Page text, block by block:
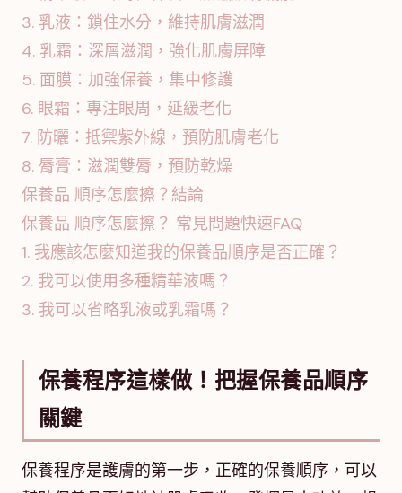
3. 乳液：鎖住水分，維持肌膚滋潤
4. 乳霜：深層滋潤，強化肌膚屏障
5. 面膜：加強保養，集中修護
6. 眼霜：專注眼周，延緩老化
7. 防曬：抵禦紫外線，預防肌膚老化
8. 脣膏：滋潤雙脣，預防乾燥
保養品 順序怎麼擦？結論
保養品 順序怎麼擦？ 常見問題快速FAQ
1. 我應該怎麼知道我的保養品順序是否正確？
2. 我可以使用多種精華液嗎？
3. 我可以省略乳液或乳霜嗎？
保養程序這樣做！把握保養品順序
關鍵
保養程序是護膚的第一步，正確的保養順序，可以